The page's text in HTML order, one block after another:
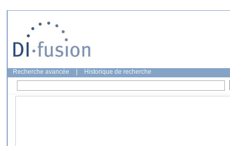
Recherche avancée Historique de recherche